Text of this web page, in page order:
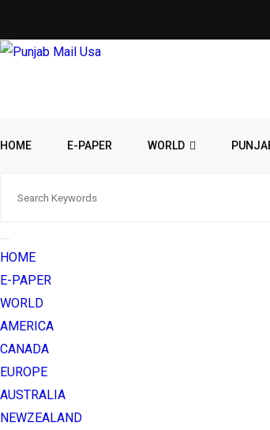
HOME E-PAPER WORLD
HOME
E-PAPER
WORLD
AMERICA
CANADA
EUROPE
AUSTRALIA
NEWZEALAND